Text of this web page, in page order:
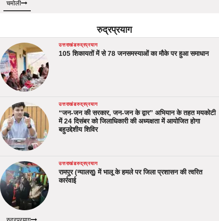
चमोली
रुद्रप्रयाग
उत्तराखंडरुद्रप्रयाग
105 शिकायतों में से 78 जनसमस्याओं का मौके पर हुआ समाधान
उत्तराखंडरुद्रप्रयाग
“जन-जन की सरकार, जन-जन के द्वार” अभियान के तहत मयकोटी
में 24 दिसंबर को जिलाधिकारी की अध्यक्षता में आयोजित होगा
बहुउद्देशीय शिविर
उत्तराखंडरुद्रप्रयाग
रामपुर (न्यालसू) में भालू के हमले पर जिला प्रशासन की त्वरित
कार्रवाई